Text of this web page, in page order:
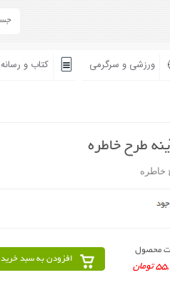
ورزشی و سرگرمی کتاب و رسانه
طرح خاطره
خاطره
محصول
افزودن به سبد خرید